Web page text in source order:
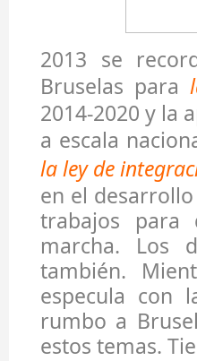
2013 se
Bruselas para
2014-2020 y la
a escala
la ley de
en el
trabajos para
marcha. Los
también.
especula con
rumbo a
estos temas.